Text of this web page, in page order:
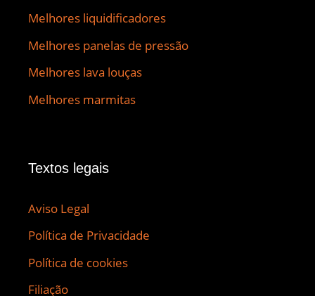
Melhores liquidificadores
Melhores panelas de pressão
Melhores lava louças
Melhores marmitas
Textos legais
Aviso Legal
Política de Privacidade
Política de cookies
Filiação